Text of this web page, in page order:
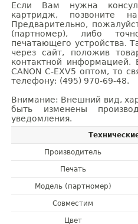
Если Вам нужна
картридж, позвоните
Предварительно,
(партномер), либо
печатающего устройства.
через сайт, положив
контактной информацией.
CANON C-EXV5 оптом, то
телефону: (495) 970-69-48.
Внимание: Внешний вид,
быть изменены
уведомления.
Производитель
Печать
Модель (партномер)
Совместим
Цвет